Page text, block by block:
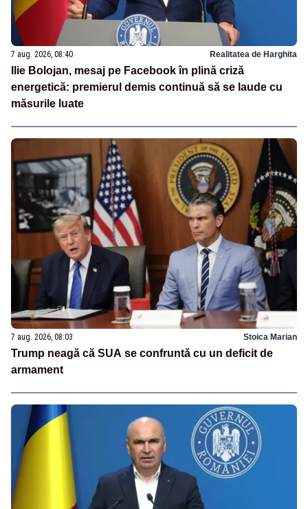
7 aug. 2026, 08:40 Realitatea de Harghita
Ilie Bolojan, mesaj pe Facebook în plină criză
energetică: premierul demis continuă să se laude cu
măsurile luate
7 aug. 2026, 08:03 Stoica Marian
Trump neagă că SUA se confruntă cu un deficit de
armament